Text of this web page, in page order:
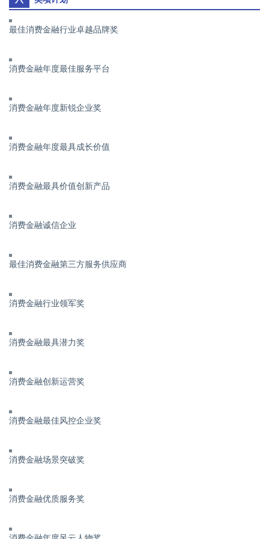
最佳消费金融行业卓越品牌奖
消费金融年度最佳服务平台
消费金融年度新锐企业奖
消费金融年度最具成长价值
消费金融最具价值创新产品
消费金融诚信企业
最佳消费金融第三方服务供应商
消费金融行业领军奖
消费金融最具潜力奖
消费金融创新运营奖
消费金融最佳风控企业奖
消费金融场景突破奖
消费金融优质服务奖